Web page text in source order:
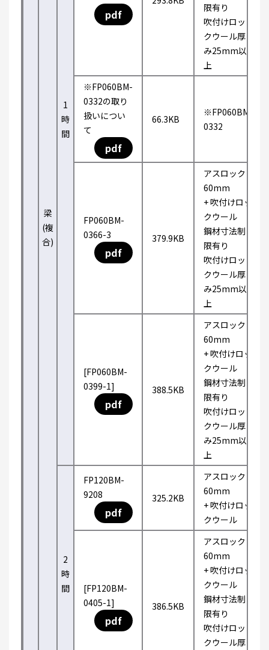
梁
(複
合)
1
時
間
pdf
限有り
吹付けロッ
クウール厚
み25mm以
上
※FP060BM-
0332の取り
扱いについ
て
pdf
66.3KB
※FP060BM-
0332
FP060BM-
0366-3
pdf
379.9KB
アスロック
60mm
+ 吹付けロッ
クウール
鋼材寸法制
限有り
吹付けロッ
クウール厚
み25mm以
上
[FP060BM-
0399-1]
pdf
388.5KB
アスロック
60mm
+ 吹付けロッ
クウール
鋼材寸法制
限有り
吹付けロッ
クウール厚
み25mm以
上
2
時
間
FP120BM-
9208
pdf
325.2KB
アスロック
60mm
+ 吹付けロッ
クウール
[FP120BM-
0405-1]
pdf
386.5KB
アスロック
60mm
+ 吹付けロッ
クウール
鋼材寸法制
限有り
吹付けロッ
クウール厚